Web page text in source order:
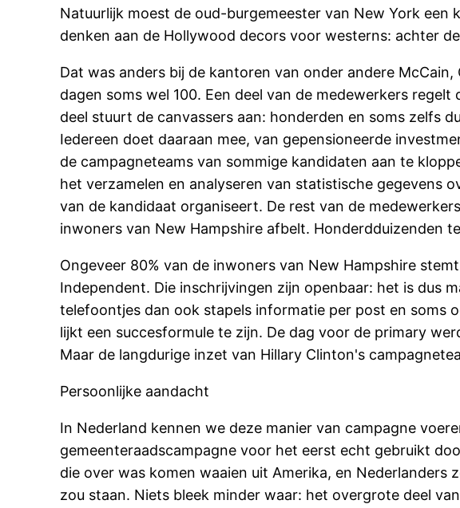
Natuurlijk moest de oud-burgemeester van New York een
denken aan de Hollywood decors voor westerns: achter
Dat was anders bij de kantoren van onder andere
dagen soms wel 100. Een deel van de medewerkers
deel stuurt de canvassers aan: honderden en soms zelfs
Iedereen doet daaraan mee, van gepensioneerde
de campagneteams van sommige kandidaten aan te
het verzamelen en analyseren van statistische gegevens
van de kandidaat organiseert. De rest van de
inwoners van New Hampshire afbelt. Honderdduizenden
Ongeveer 80% van de inwoners van New Hampshire
Independent. Die inschrijvingen zijn openbaar: het is dus
telefoontjes dan ook stapels informatie per post en soms
lijkt een succesformule te zijn. De dag voor de primary
Maar de langdurige inzet van Hillary Clinton's
Persoonlijke aandacht
In Nederland kennen we deze manier van campagne
gemeenteraadscampagne voor het eerst echt gebruikt
die over was komen waaien uit Amerika, en
zou staan. Niets bleek minder waar: het overgrote deel